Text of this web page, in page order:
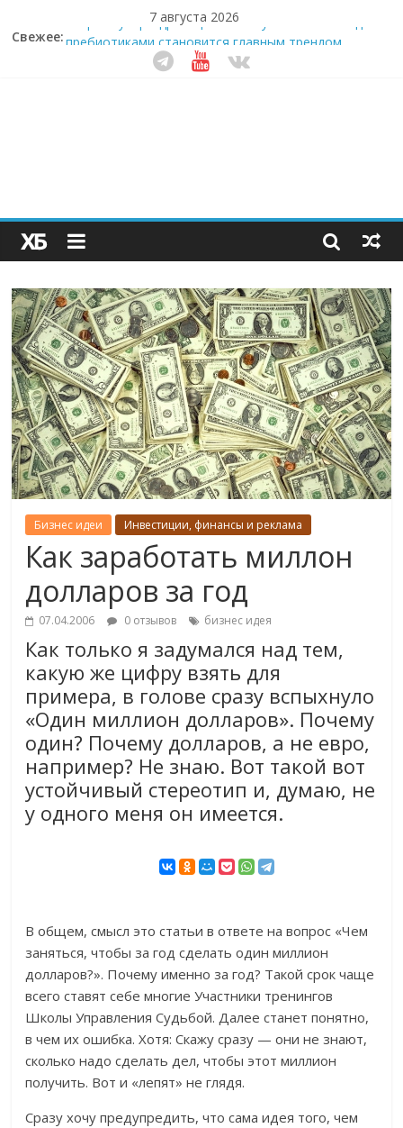
7 августа 2026
Свежее:Секрет супергидратации: почему кокосовая вода с
пребиотиками становится главным трендом
здорового питания
сливки меняют утренний ритуал
Как простая наклейка заставляет миллионы людей
не забывать о самом важном креме этим летом
Бизнес идеи Инвестиции, финансы и реклама
Как заработать миллон
долларов за год
07.04.2006 0 отзывов бизнес идея
Как только я задумался над тем,
какую же цифру взять для
примера, в голове сразу вспыхнуло
«Один миллион долларов». Почему
один? Почему долларов, а не евро,
например? Не знаю. Вот такой вот
устойчивый стереотип и, думаю, не
у одного меня он имеется.
В общем, смысл это статьи в ответе на вопрос «Чем
заняться, чтобы за год сделать один миллион
долларов?». Почему именно за год? Такой срок чаще
всего ставят себе многие Участники тренингов
Школы Управления Судьбой. Далее станет понятно,
в чем их ошибка. Хотя: Скажу сразу — они не знают,
сколько надо сделать дел, чтобы этот миллион
получить. Вот и «лепят» не глядя.
Сразу хочу предупредить, что сама идея того, чем